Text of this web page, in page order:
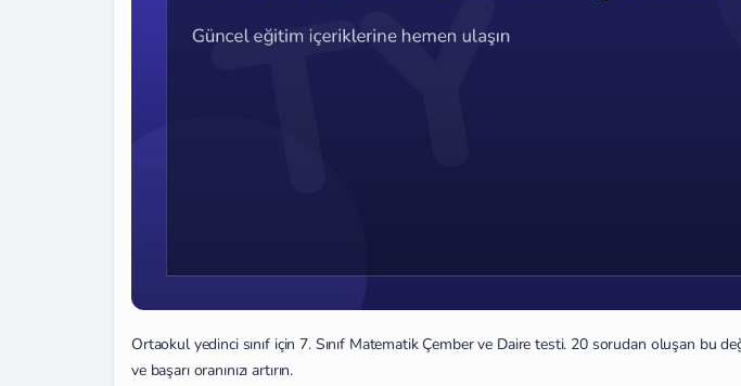
Ortaokul yedinci sınıf için 7. Sınıf Matematik Çember ve Daire testi. 20 sorudan oluşan bu
ve başarı oranınızı artırın.